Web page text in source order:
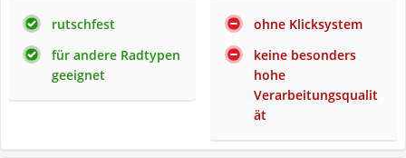
rutschfest
für andere Radtypen
geeignet
ohne Klicksystem
keine besonders
hohe
Verarbeitungsqualit
ät